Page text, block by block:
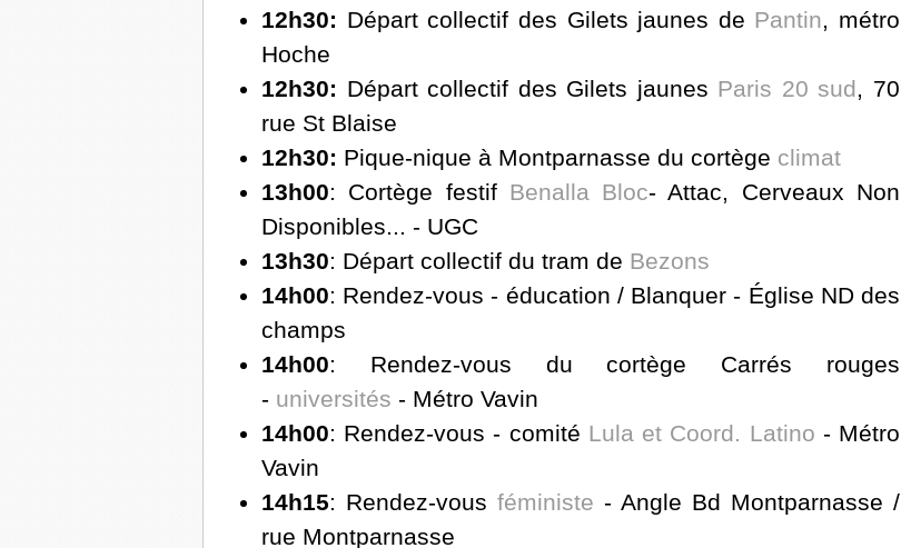
12h30: Départ collectif des Gilets jaunes de Pantin, métro
Hoche
12h30: Départ collectif des Gilets jaunes Paris 20 sud, 70
rue St Blaise
12h30: Pique-nique à Montparnasse du cortège climat
13h00: Cortège festif Benalla Bloc- Attac, Cerveaux Non
Disponibles... - UGC
13h30: Départ collectif du tram de Bezons
14h00: Rendez-vous - éducation / Blanquer - Église ND des
champs
14h00: Rendez-vous du cortège Carrés rouges
- universités - Métro Vavin
14h00: Rendez-vous - comité Lula et Coord. Latino - Métro
Vavin
14h15: Rendez-vous féministe - Angle Bd Montparnasse /
rue Montparnasse